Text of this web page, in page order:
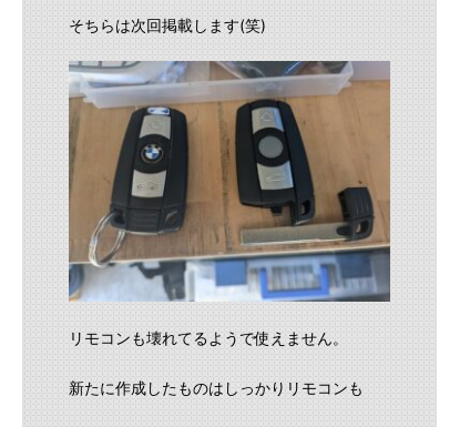
そちらは次回掲載します(笑)
リモコンも壊れてるようで使えません。
新たに作成したものはしっかりリモコンも